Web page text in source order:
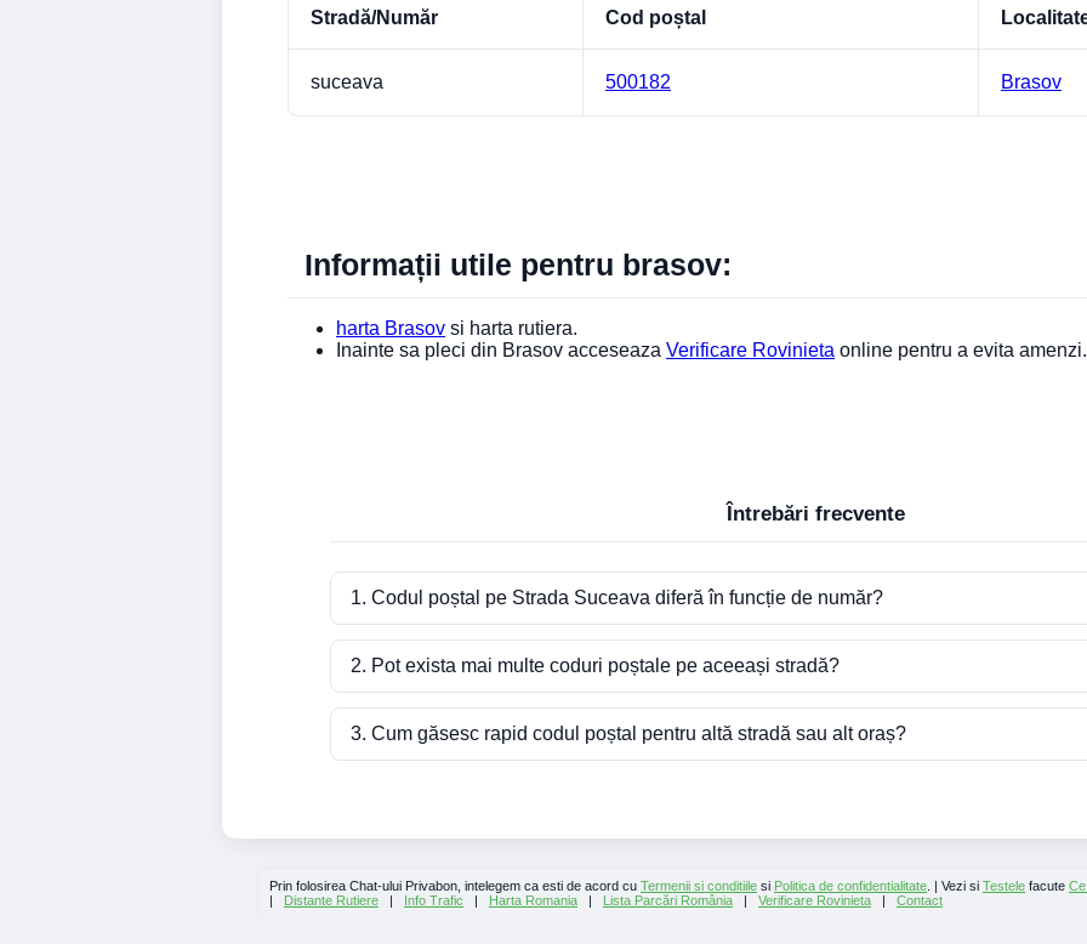
Stradă/Număr Cod poștal
suceava 500182 Brasov
Informații utile pentru brasov:
harta Brasov si harta rutiera.
Inainte sa pleci din Brasov acceseaza Verificare Rovinieta online pentru a evita amenzi.
Întrebări frecvente
1. Codul poștal pe Strada Suceava diferă în funcție de număr?
2. Pot exista mai multe coduri poștale pe aceeași stradă?
3. Cum găsesc rapid codul poștal pentru altă stradă sau alt oraș?
Prin folosirea Chat-ului Privabon, intelegem ca esti de acord cu Termenii si conditiile si Politica de confidentialitate . | Vezi si Testele facute
| Distante Rutiere | Info Trafic | Harta Romania | Lista Parcări România | Verificare Rovinieta | Contact